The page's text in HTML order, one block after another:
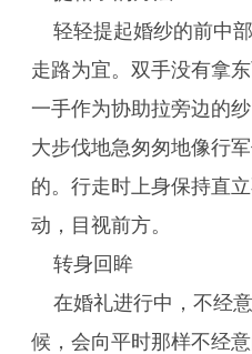
轻轻提起婚纱的前中
走路为宜。双手没有拿
一手作为协助拉旁边的
大步伐地急匆匆地像行
的。行走时上身保持直
动，目视前方。
转身回眸
在婚礼进行中，不经
候，会向平时那样不经